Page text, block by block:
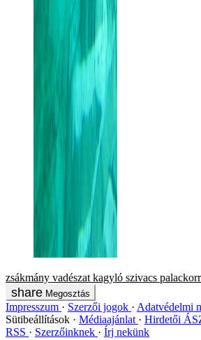
zsákmány vadészat kagyló szivacs
Megosztás
Impresszum Szerzői jogok
Adatvédelmi
Sütibeállítások
Médiaajánlat Hirdetői
RSS
Szerzőinknek Írj nekünk